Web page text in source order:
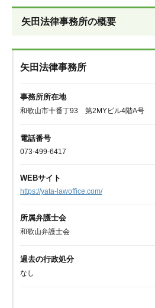
矢田法律事務所の概要
矢田法律事務所
事務所所在地
和歌山市十番丁93 第2MYビル4階A号
電話番号
073-499-6417
WEBサイト
https://yata-lawoffice.com/
所属弁護士会
和歌山弁護士会
過去の行政処分
なし